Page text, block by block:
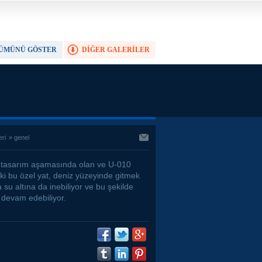
DİĞER GALERİLER
GÖSTER
» genel
aşamasında olan ve U-010
bu özel yat, deniz yüzeyinde gitmek
su altına da inebiliyor ve bu şekilde
edebiliyor.